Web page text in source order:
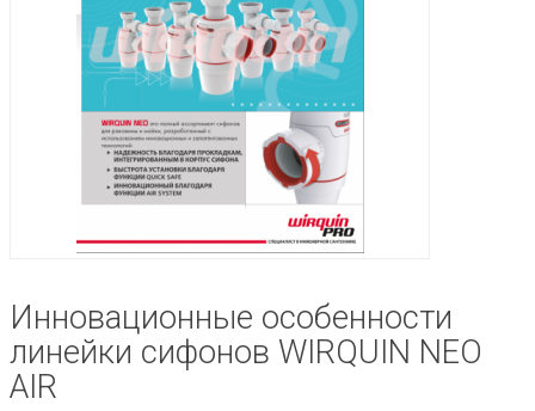
Инновационные особенности
линейки сифонов WIRQUIN NEO
AIR